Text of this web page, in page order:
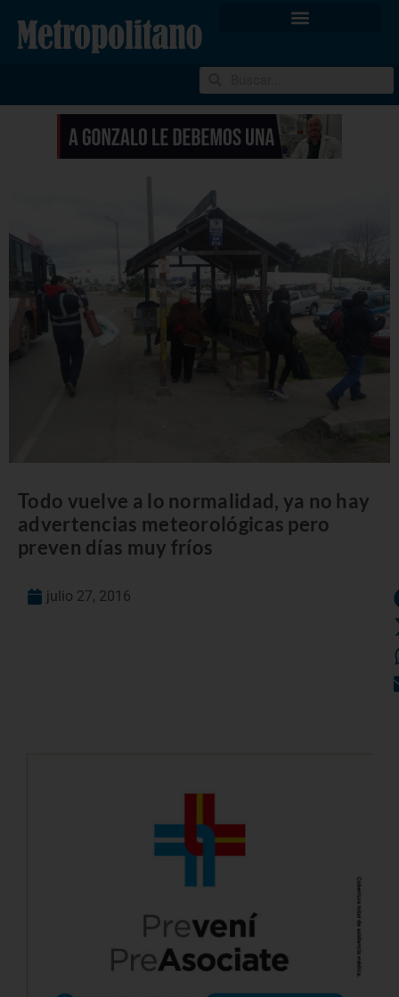
Todo vuelve a lo normalidad, ya no hay
advertencias meteorológicas pero
preven días muy fríos
julio 27, 2016